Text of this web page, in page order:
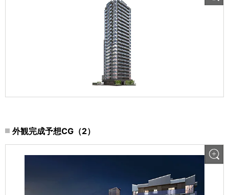
外観完成予想CG（2）